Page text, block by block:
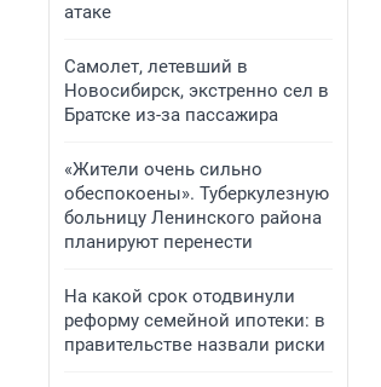
атаке
Самолет, летевший в
Новосибирск, экстренно сел в
Братске из-за пассажира
«Жители очень сильно
обеспокоены». Туберкулезную
больницу Ленинского района
планируют перенести
На какой срок отодвинули
реформу семейной ипотеки: в
правительстве назвали риски